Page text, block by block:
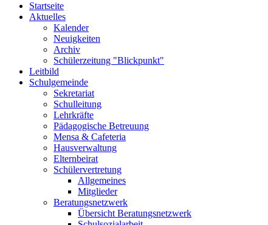
Startseite
Aktuelles
Kalender
Neuigkeiten
Archiv
Schülerzeitung "Blickpunkt"
Leitbild
Schulgemeinde
Sekretariat
Schulleitung
Lehrkräfte
Pädagogische Betreuung
Mensa & Cafeteria
Hausverwaltung
Elternbeirat
Schülervertretung
Allgemeines
Mitglieder
Beratungsnetzwerk
Übersicht Beratungsnetzwerk